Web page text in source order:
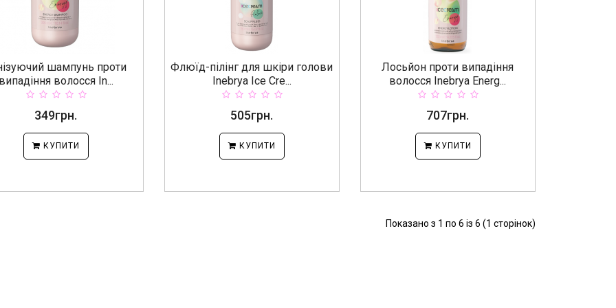
шампунь проти
волосся In...
349грн.
КУПИТИ
Флюїд-пілінг для шкіри голови
Inebrya Ice Cre...
505грн.
КУПИТИ
Лосьйон проти випадіння
волосся Inebrya Energ...
707грн.
КУПИТИ
Показано з 1 по 6 із 6 (1 сторінок)